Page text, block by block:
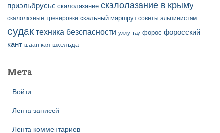
приэльбрусье скалолазание скалолазание в крыму
скалолазные тренировки скальный маршрут советы альпинистам
судак техника безопасности уллу-тау форос форосский
кант шаан кая шхельда
Мета
Войти
Лента записей
Лента комментариев